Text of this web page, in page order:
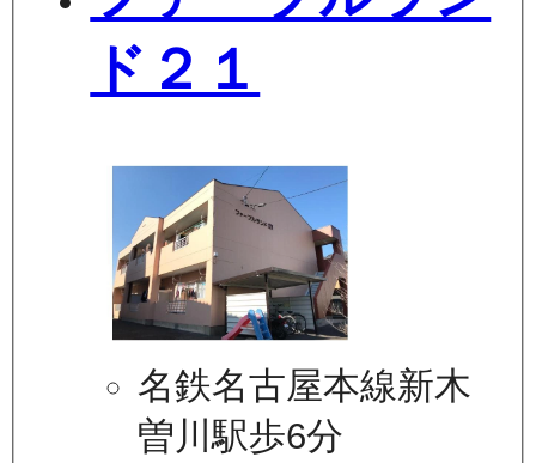
ド２１
名鉄名古屋本線新木
曽川駅歩6分